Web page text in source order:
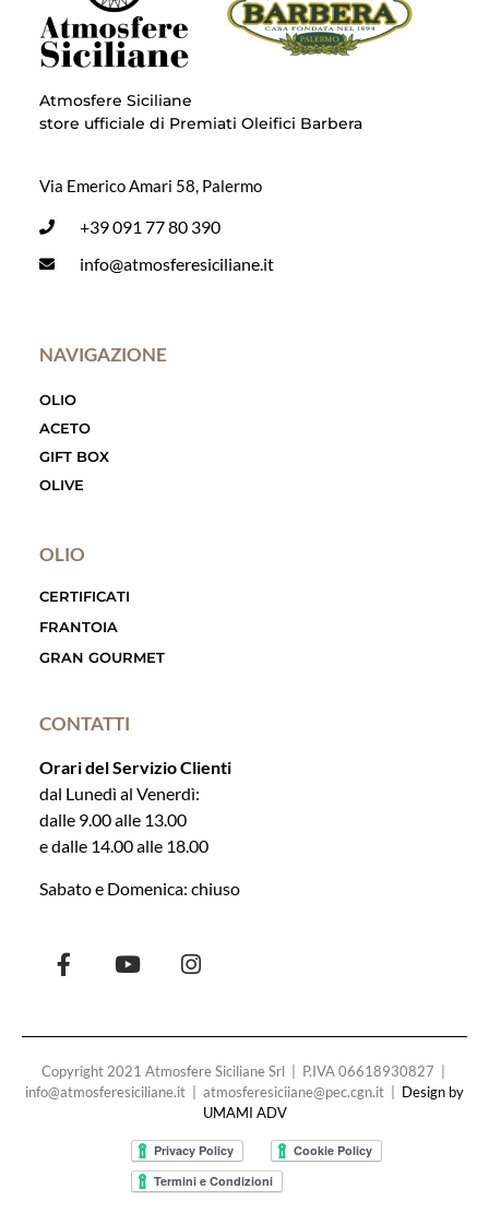
Atmosfere Siciliane
store ufficiale di Premiati Oleifici Barbera
Via Emerico Amari 58, Palermo
+39 091 77 80 390
info@atmosferesiciliane.it
NAVIGAZIONE
OLIO
ACETO
GIFT BOX
OLIVE
OLIO
CERTIFICATI
FRANTOIA
GRAN GOURMET
CONTATTI
Orari del Servizio Clienti
dal Lunedì al Venerdì:
dalle 9.00 alle 13.00
e dalle 14.00 alle 18.00
Sabato e Domenica: chiuso
Copyright 2021 Atmosfere Siciliane Srl | P.IVA 06618930827 |
info@atmosferesiciliane.it | atmosferesiciiane@pec.cgn.it | Design by
UMAMI ADV